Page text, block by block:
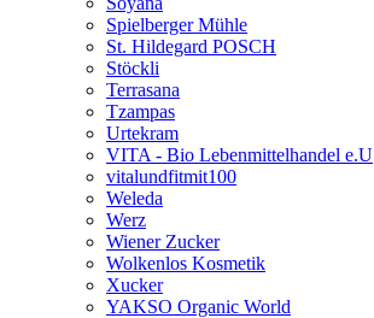
Spielberger Mühle
St. Hildegard POSCH
Stöckli
Terrasana
Tzampas
Urtekram
VITA - Bio Lebenmittelhandel e.U
vitalundfitmit100
Weleda
Werz
Wiener Zucker
Wolkenlos Kosmetik
Xucker
YAKSO Organic World